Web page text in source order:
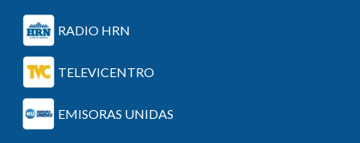
RADIO HRN
TELEVICENTRO
EMISORAS UNIDAS